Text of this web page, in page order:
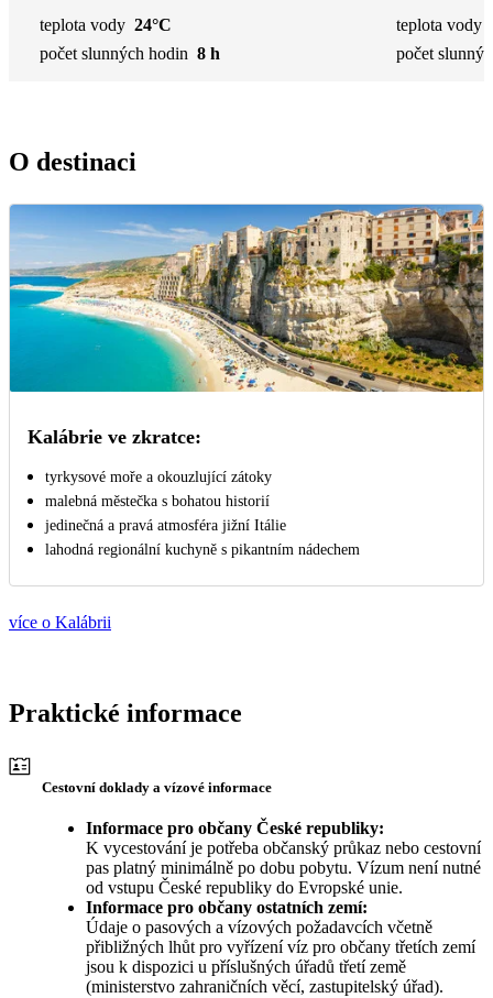
teplota vody 24°C
počet slunných hodin 8 h
teplota vody
počet
O destinaci
Kalábrie ve zkratce:
tyrkysové moře a okouzlující zátoky
malebná městečka s bohatou historií
jedinečná a pravá atmosféra jižní Itálie
lahodná regionální kuchyně s pikantním nádechem
více o Kalábrii
Praktické informace
Cestovní doklady a vízové informace
Informace pro občany České republiky:
K vycestování je potřeba občanský průkaz nebo cestovní
pas platný minimálně po dobu pobytu. Vízum není nutné
od vstupu České republiky do Evropské unie.
Informace pro občany ostatních zemí:
Údaje o pasových a vízových požadavcích včetně
přibližných lhůt pro vyřízení víz pro občany třetích zemí
jsou k dispozici u příslušných úřadů třetí země
(ministerstvo zahraničních věcí, zastupitelský úřad).